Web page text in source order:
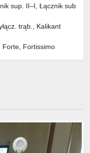
sup. II–I, Łącznik sub
trąb., Kalikant
Forte, Fortissimo